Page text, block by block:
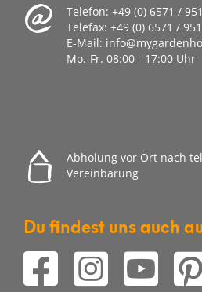
Telefon: +49 (0) 6571 /
Telefax: +49 (0) 6571 /
E-Mail:
Mo.-Fr. 08:00 - 17:00 Uhr
Abholung vor Ort nach
Vereinbarung
Du findest uns auch